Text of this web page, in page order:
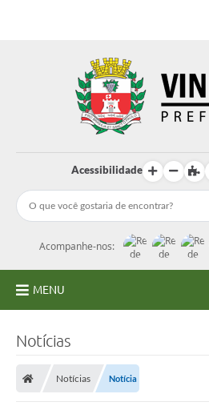
Acessibilidade
Acompanhe-nos:
MENU
Notícias
Notícias Notícia